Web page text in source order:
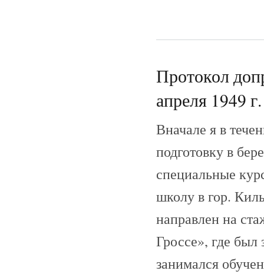
Протокол
апреля 1949 г.
Вначале я в
подготовку в
специальные
школу в гор.
направлен на
Гроссе», где был
занимался